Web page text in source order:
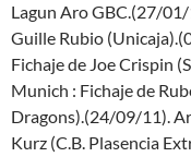
Lagun Aro GBC.(27/01/
Guille Rubio
Fichaje de Joe Crispin
Munich : Fichaje de
Dragons).(24/09/11).
Kurz (C.B. Plasencia